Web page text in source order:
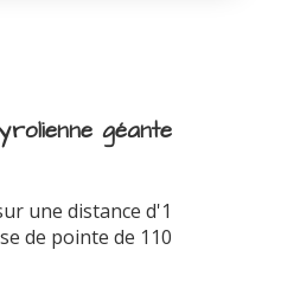
géante
une distance d'1
de pointe de 110